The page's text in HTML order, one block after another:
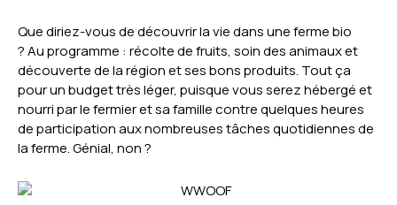
Que diriez-vous de découvrir la vie dans une ferme bio
? Au programme : récolte de fruits, soin des animaux et
découverte de la région et ses bons produits. Tout ça
pour un budget très léger, puisque vous serez hébergé et
nourri par le fermier et sa famille contre quelques heures
de participation aux nombreuses tâches quotidiennes de
la ferme. Génial, non ?